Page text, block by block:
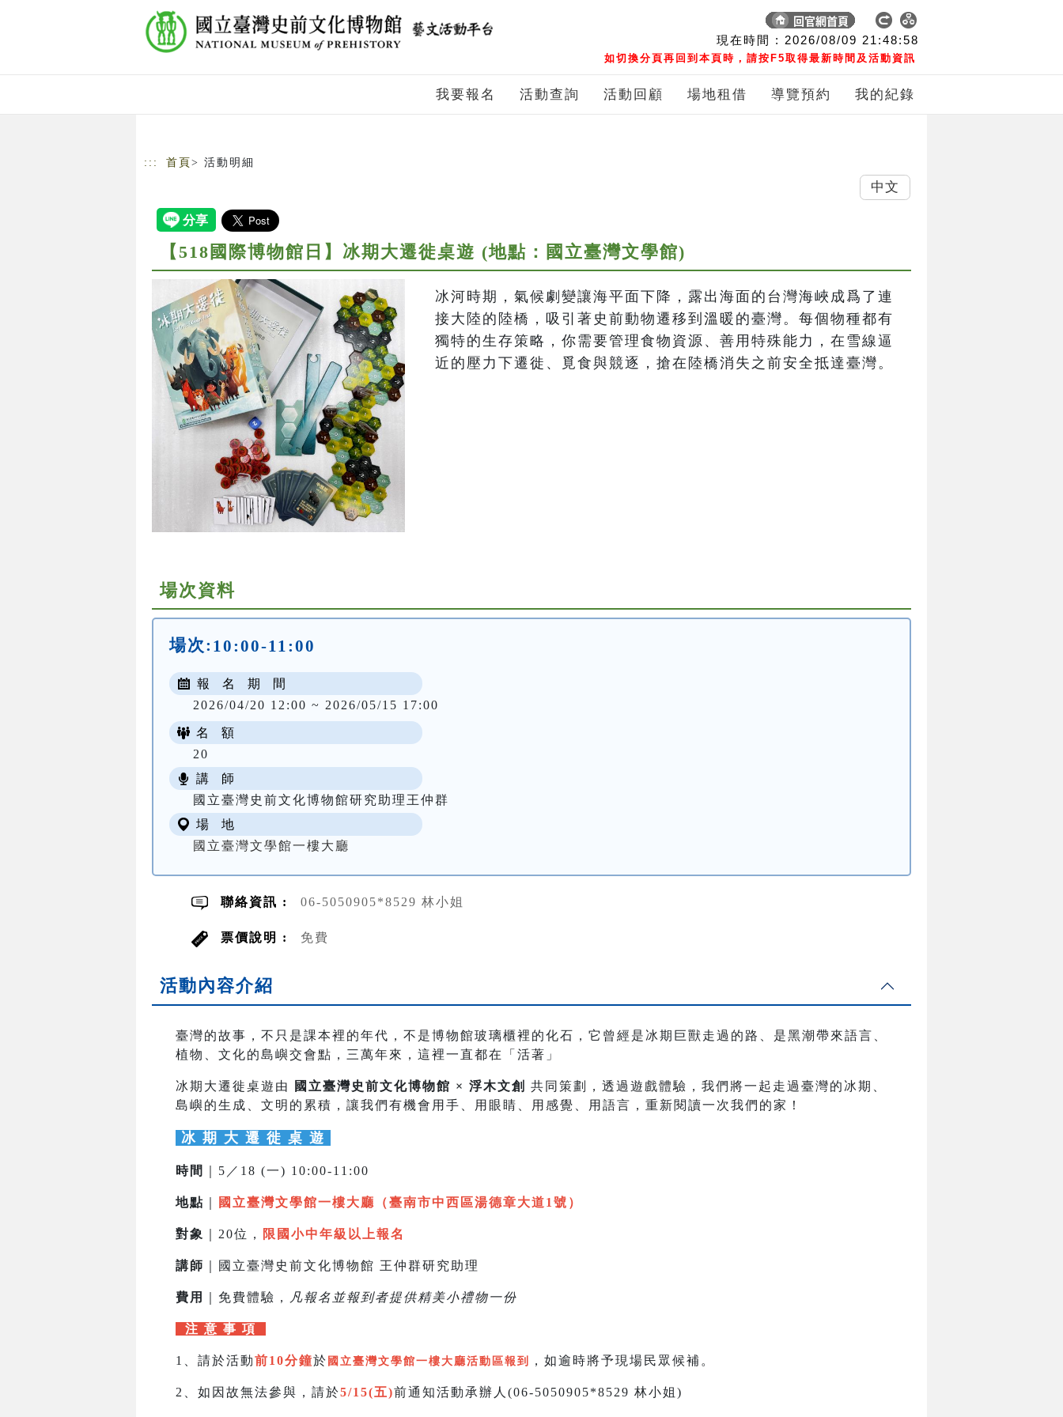
現在時間 : 2026/08/09 21:48:58
如切換分頁再回到本頁時，請按F5取得最新時間及活動資訊
我要報名 活動查詢 活動回顧 場地租借 導覽預約 我的紀錄
::: 首頁 > 活動明細
【518國際博物館日】冰期大遷徙桌遊 (地點：國立臺灣文學館)
冰河時期，氣候劇變讓海平面下降，露出海面的台灣海峽成爲了連
接大陸的陸橋，吸引著史前動物遷移到溫暖的臺灣。每個物種都有
獨特的生存策略，你需要管理食物資源、善用特殊能力，在雪線逼
近的壓力下遷徙、覓食與競逐，搶在陸橋消失之前安全抵達臺灣。
場次資料
場次: 10:00-11:00
報 名 期 間
2026/04/20 12:00 ~ 2026/05/15 17:00
名 額
20
講 師
國立臺灣史前文化博物館研究助理王仲群
場 地
國立臺灣文學館一樓大廳
聯絡資訊 : 06-5050905*8529 林小姐
票價說明 : 免費
活動內容介紹
臺灣的故事，不只是課本裡的年代，不是博物館玻璃櫃裡的化石，它曾經是冰期巨獸走過的路、是黑潮帶來語言、
植物、文化的島嶼交會點，三萬年來，這裡一直都在「活著」
冰期大遷徙桌遊由 國立臺灣史前文化博物館 × 浮木文創
共同策劃，透過遊戲體驗，我們將一起走過臺灣的冰期、
島嶼的生成、文明的累積，讓我們有機會用手、用眼睛、用感覺、用語言，重新閱讀一次我們的家！
冰 期 大 遷 徙 桌 遊
時間 ｜5／18 (一) 10:00-11:00
地點 國立臺灣文學館一樓大廳（臺南市中西區湯德章大道1號）
對象 ｜20位， 限國小中年級以上報名
講師 ｜國立臺灣史前文化博物館 王仲群研究助理
費用 ｜免費體驗， 凡報名並報到者提供精美小禮物一份
注 意 事 項
1、請於活動前10分鐘於 國立臺灣文學館一樓大廳活動區報到 ，如逾時將予現場民眾候補。
2、如因故無法參與，請於5/15(五)前通知活動承辦人(06-5050905*8529 林小姐)